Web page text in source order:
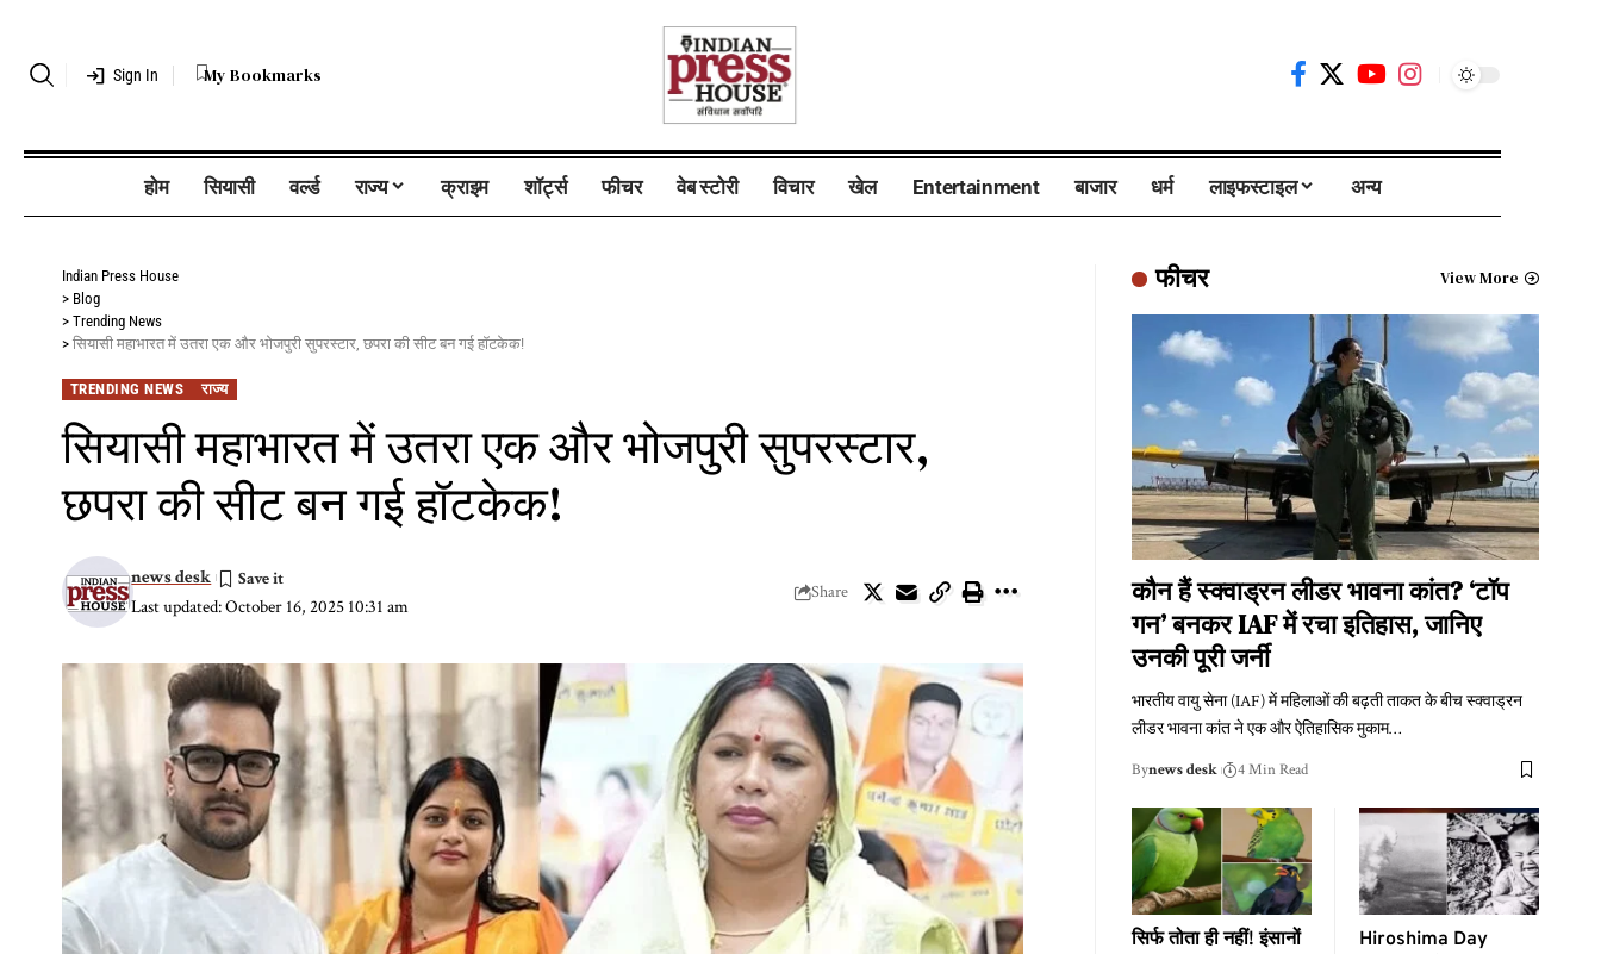
Sign In My Bookmarks
होम सियासी वर्ल्ड राज्य क्राइम शॉर्ट्स फीचर वेब स्टोरी विचार खेल Entertainment बाजार धर्म लाइफस्टाइल अन्य
Indian Press House
> Blog
> Trending News
> सियासी महाभारत में उतरा एक और भोजपुरी सुपरस्टार, छपरा की सीट बन गई हॉटकेक!
TRENDING NEWS राज्य
सियासी महाभारत में उतरा एक और भोजपुरी सुपरस्टार,
छपरा की सीट बन गई हॉटकेक!
Last updated: October 16, 2025 10:31 am
news desk
Share
फीचर View More
कौन हैं स्क्वाड्रन लीडर भावना कांत? ‘टॉप
गन’ बनकर IAF में रचा इतिहास, जानिए
उनकी पूरी जर्नी
भारतीय वायु सेना (IAF) में महिलाओं की बढ़ती ताकत के बीच स्क्वाड्रन
लीडर भावना कांत ने एक और ऐतिहासिक मुकाम…
Bynews desk 4 Min Read
सिर्फ तोता ही नहीं! इंसानों
Hiroshima Day